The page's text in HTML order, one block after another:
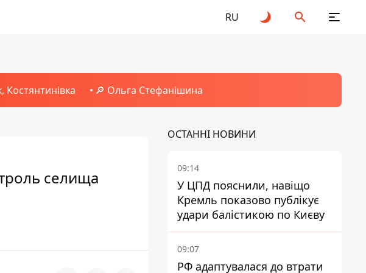
RU
🔎 Ольга Стефанішина
селища
ОСТАННІ НОВИНИ
09:14
У ЦПД пояснили, навіщо
Кремль показово публікує
удари балістикою по Києву
09:07
РФ адаптувалася до втрати